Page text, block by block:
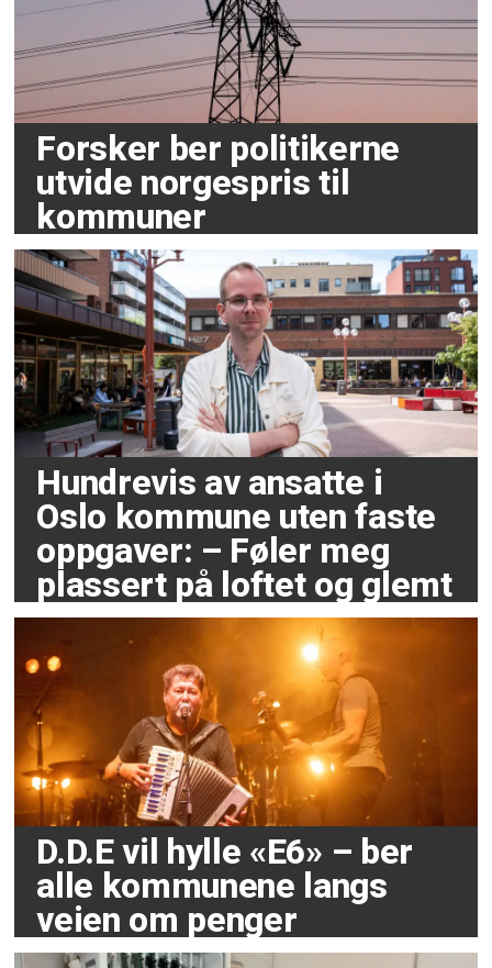
Forsker ber politikerne
utvide norgespris til
kommuner
Hundrevis av ansatte i
Oslo kommune uten faste
oppgaver: – Føler meg
plassert på loftet og glemt
D.D.E vil hylle «E6» – ber
alle kommunene langs
veien om penger